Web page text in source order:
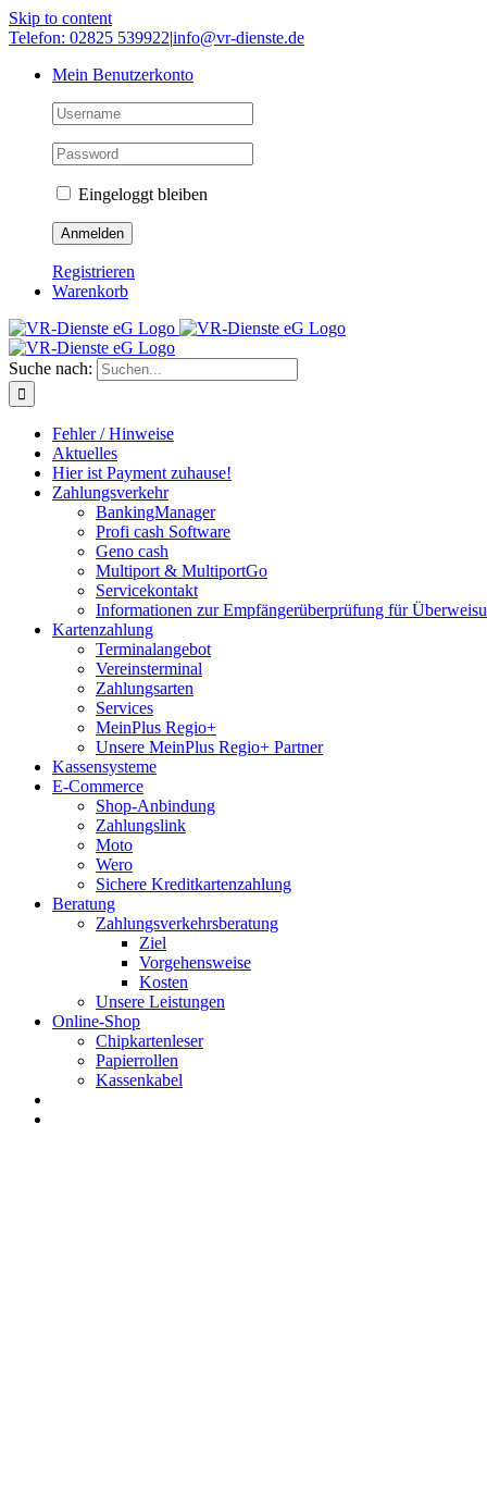
Skip to content
Telefon: 02825 539922|info@vr-dienste.de
Mein Benutzerkonto
Eingeloggt bleiben
Registrieren
Warenkorb
Suche nach:
Fehler / Hinweise
Aktuelles
Hier ist Payment zuhause!
Zahlungsverkehr
BankingManager
Profi cash Software
Geno cash
Multiport & MultiportGo
Servicekontakt
Informationen zur Empfängerüberprüfung für
Kartenzahlung
Terminalangebot
Vereinsterminal
Zahlungsarten
Services
MeinPlus Regio+
Unsere MeinPlus Regio+ Partner
Kassensysteme
E-Commerce
Shop-Anbindung
Zahlungslink
Moto
Wero
Sichere Kreditkartenzahlung
Beratung
Zahlungsverkehrsberatung
Ziel
Vorgehensweise
Kosten
Unsere Leistungen
Online-Shop
Chipkartenleser
Papierrollen
Kassenkabel